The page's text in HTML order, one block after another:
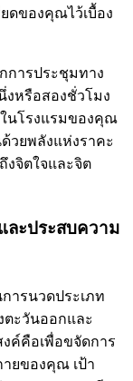
ดของคุณไว้เบื้อง
การประชุมทาง
งหรือสองชั่วโมง
นโรงแรมของคุณ
วยพลังแห่งราคะ
งจิตใจและจิต
ะประสบความ
ารนวดประเภท
ะวันออกและ
งค์คือเพื่อขจัดการ
ยของคุณ เป้า